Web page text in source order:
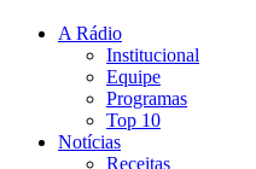
A Rádio
Institucional
Equipe
Programas
Top 10
Notícias
Receitas